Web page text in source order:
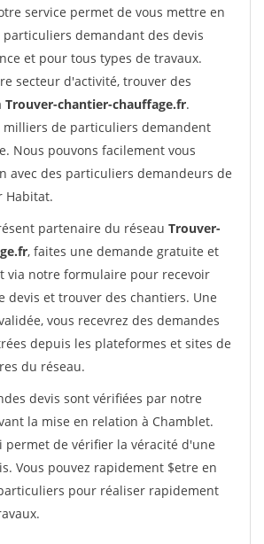
service permet de vous mettre en
particuliers demandant des devis
et pour tous types de travaux.
secteur d'activité, trouver des
Trouver-chantier-chauffage.fr.
milliers de particuliers demandent
Nous pouvons facilement vous
avec des particuliers demandeurs de
Habitat.
partenaire du réseau Trouver-
, faites une demande gratuite et
via notre formulaire pour recevoir
devis et trouver des chantiers. Une
vous recevrez des demandes
depuis les plateformes et sites de
du réseau.
devis sont vérifiées par notre
la mise en relation à Chamblet.
permet de vérifier la véracité d'une
Vous pouvez rapidement $etre en
pour réaliser rapidement